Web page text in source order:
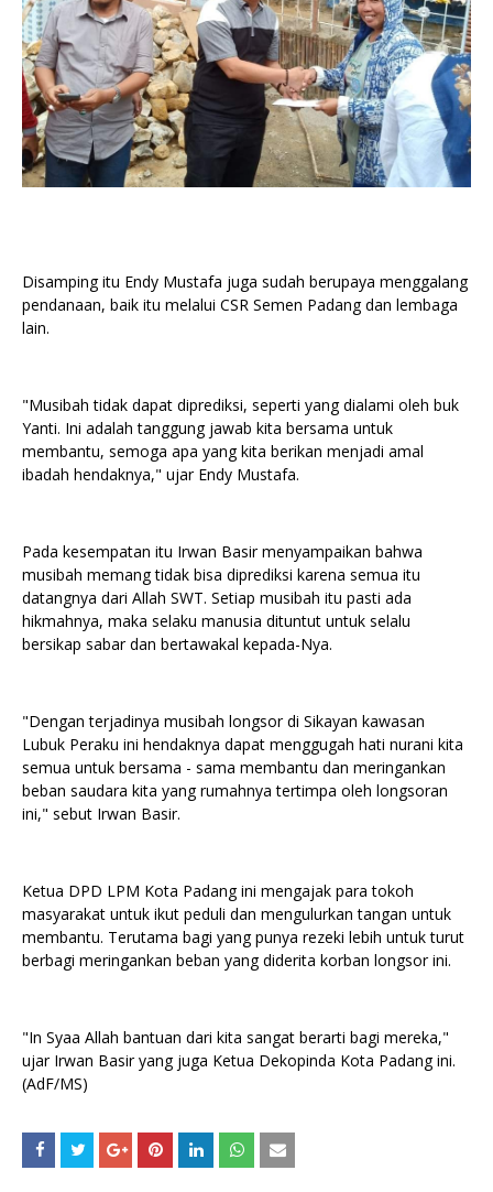
Disamping itu Endy Mustafa juga sudah berupaya menggalang
pendanaan, baik itu melalui CSR Semen Padang dan lembaga
lain.
"Musibah tidak dapat diprediksi, seperti yang dialami oleh buk
Yanti. Ini adalah tanggung jawab kita bersama untuk
membantu, semoga apa yang kita berikan menjadi amal
ibadah hendaknya," ujar Endy Mustafa.
Pada kesempatan itu Irwan Basir menyampaikan bahwa
musibah memang tidak bisa diprediksi karena semua itu
datangnya dari Allah SWT. Setiap musibah itu pasti ada
hikmahnya, maka selaku manusia dituntut untuk selalu
bersikap sabar dan bertawakal kepada-Nya.
"Dengan terjadinya musibah longsor di Sikayan kawasan
Lubuk Peraku ini hendaknya dapat menggugah hati nurani kita
semua untuk bersama - sama membantu dan meringankan
beban saudara kita yang rumahnya tertimpa oleh longsoran
ini," sebut Irwan Basir.
Ketua DPD LPM Kota Padang ini mengajak para tokoh
masyarakat untuk ikut peduli dan mengulurkan tangan untuk
membantu. Terutama bagi yang punya rezeki lebih untuk turut
berbagi meringankan beban yang diderita korban longsor ini.
"In Syaa Allah bantuan dari kita sangat berarti bagi mereka,"
ujar Irwan Basir yang juga Ketua Dekopinda Kota Padang ini.
(AdF/MS)